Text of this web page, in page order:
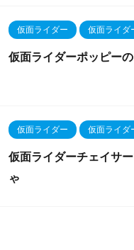
仮面ライダー 仮面ライダ
仮面ライダーポッピー
仮面ライダー 仮面ライダ
仮面ライダーチェイサ
ゃ